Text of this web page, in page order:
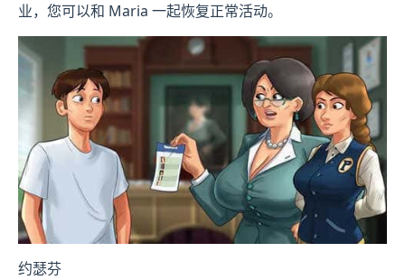
业，您可以和 Maria 一起恢复正常活动。
约瑟芬